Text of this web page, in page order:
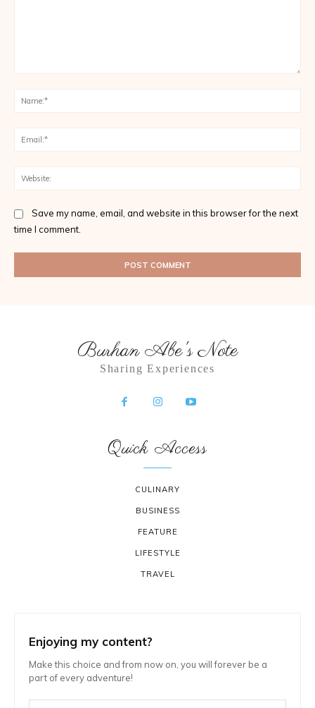
Save my name, email, and website in this browser for the next
time I comment.
Burhan Abe's Note
Sharing Experiences
Quick Access
CULINARY
BUSINESS
FEATURE
LIFESTYLE
TRAVEL
Enjoying my content?
Make this choice and from now on, you will forever be a
part of every adventure!